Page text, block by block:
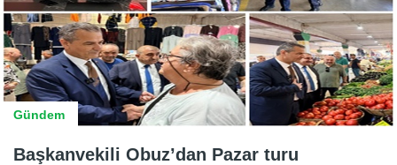
Gündem
Başkanvekili Obuz’dan Pazar turu